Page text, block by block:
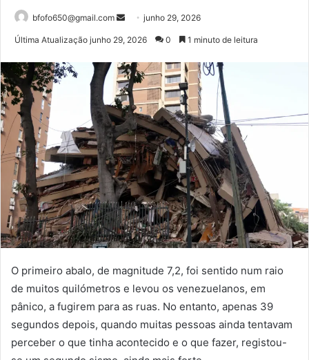
bfofo650@gmail.com
Mande
mail
junho 29, 2026
Última Atualização junho 29, 2026 0 1 minuto de leitura
O primeiro abalo, de magnitude 7,2, foi sentido num raio
de muitos quilómetros e levou os venezuelanos, em
pânico, a fugirem para as ruas. No entanto, apenas 39
segundos depois, quando muitas pessoas ainda tentavam
perceber o que tinha acontecido e o que fazer, registou-